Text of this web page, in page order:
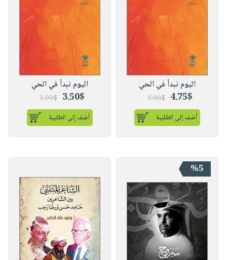
اليوم نبدأ في الحي
4.75$
5.00$
أضف إلى الطلبية
اليوم نبدأ في الحي
3.50$
5.00$
أضف إلى الطلبية
%5